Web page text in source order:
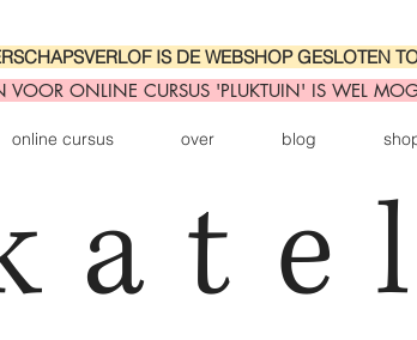
IS DE WEBSHOP GESLOTEN
VOOR ONLINE CURSUS 'PLUKTUIN' IS WEL
online cursus over blog